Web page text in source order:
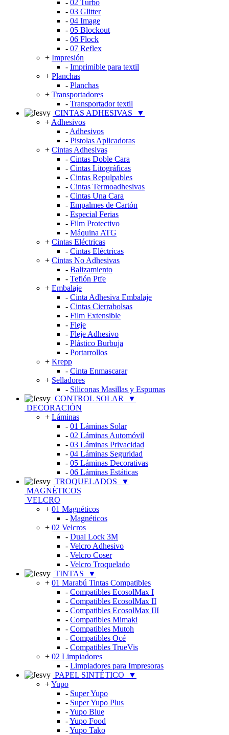
- 02 Turbo
- 03 Glitter
- 04 Image
- 05 Blockout
- 06 Flock
- 07 Reflex
+ Impresión
- Imprimible para textil
+ Planchas
- Planchas
+ Transportadores
- Transportador textil
CINTAS ADHESIVAS
▼
+ Adhesivos
- Adhesivos
- Pistolas Aplicadoras
+ Cintas Adhesivas
- Cintas Doble Cara
- Cintas Litográficas
- Cintas Repulpables
- Cintas Termoadhesivas
- Cintas Una Cara
- Empalmes de Cartón
- Especial Ferias
- Film Protectivo
- Máquina ATG
+ Cintas Eléctricas
- Cintas Eléctricas
+ Cintas No Adhesivas
- Balizamiento
- Teflón Ptfe
+ Embalaje
- Cinta Adhesiva Embalaje
- Cintas Cierrabolsas
- Film Extensible
- Fleje
- Fleje Adhesivo
- Plástico Burbuja
- Portarrollos
+ Krepp
- Cinta Enmascarar
+ Selladores
- Siliconas Masillas y Espumas
CONTROL SOLAR
▼
DECORACIÓN
+ Láminas
- 01 Láminas Solar
- 02 Láminas Automóvil
- 03 Láminas Privacidad
- 04 Láminas Seguridad
- 05 Láminas Decorativas
- 06 Láminas Estáticas
TROQUELADOS
▼
MAGNÉTICOS
VELCRO
+ 01 Magnéticos
- Magnéticos
+ 02 Velcros
- Dual Lock 3M
- Velcro Adhesivo
- Velcro Coser
- Velcro Troquelado
TINTAS
▼
+ 01 Marabú Tintas Compatibles
- Compatibles EcosolMax I
- Compatibles EcosolMax II
- Compatibles EcosolMax III
- Compatibles Mimaki
- Compatibles Mutoh
- Compatibles Océ
- Compatibles TrueVis
+ 02 Limpiadores
- Limpiadores para Impresoras
PAPEL SINTÉTICO
▼
+Yupo
- Super Yupo
- Super Yupo Plus
-Yupo Blue
-Yupo Food
-Yupo Tako